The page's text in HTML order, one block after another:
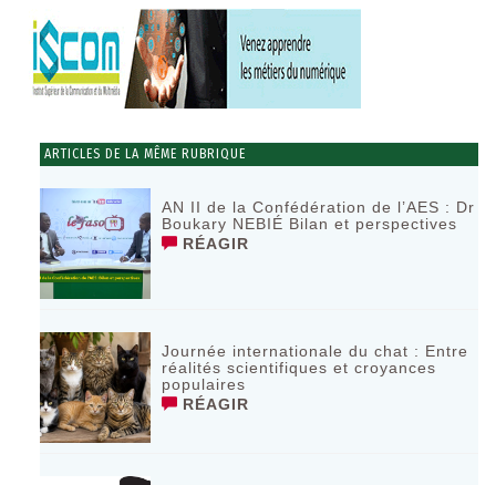
ARTICLES DE LA MÊME RUBRIQUE
AN II de la Confédération de l’AES : Dr
Boukary NEBIÉ Bilan et perspectives
RÉAGIR
Journée internationale du chat : Entre
réalités scientifiques et croyances
populaires
RÉAGIR